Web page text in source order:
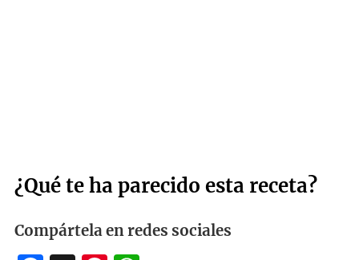
¿Qué te ha parecido esta receta?
Compártela en redes sociales